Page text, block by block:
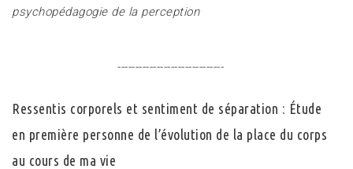
psychopédagogie de la perception
------------------------------
Ressentis corporels et sentiment de séparation : Étude
en première personne de l’évolution de la place du corps
au cours de ma vie